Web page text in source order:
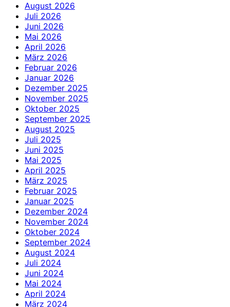
August 2026
Juli 2026
Juni 2026
Mai 2026
April 2026
März 2026
Februar 2026
Januar 2026
Dezember 2025
November 2025
Oktober 2025
September 2025
August 2025
Juli 2025
Juni 2025
Mai 2025
April 2025
März 2025
Februar 2025
Januar 2025
Dezember 2024
November 2024
Oktober 2024
September 2024
August 2024
Juli 2024
Juni 2024
Mai 2024
April 2024
März 2024